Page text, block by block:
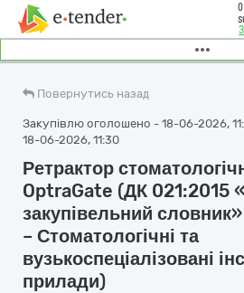
Повернутись назад
Закупівлю оголошено - 18-06-2026,
18-06-2026, 11:30
Ретрактор
OptraGate (ДК 021:2015
закупівельний
– Стоматологічні та
вузькоспеціалізовані
прилади)